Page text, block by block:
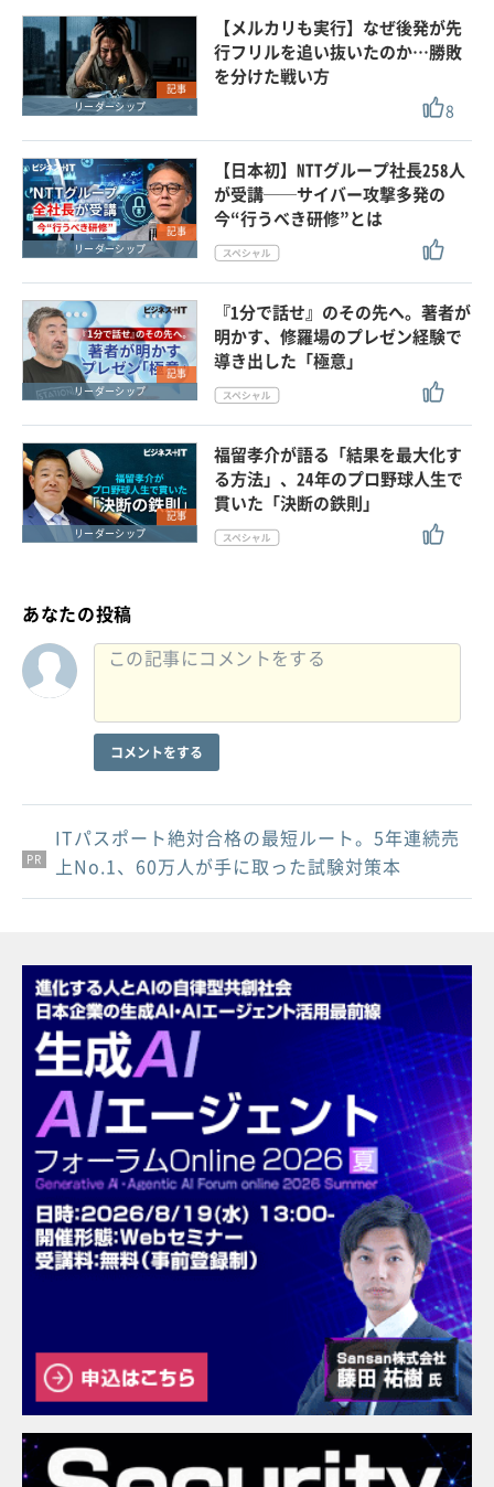
記事
リーダーシップ
【メルカリも実行】なぜ後発が先
行フリルを追い抜いたのか…勝敗
を分けた戦い方
8
記事
リーダーシップ
【日本初】NTTグループ社長258人
が受講──サイバー攻撃多発の
今“行うべき研修”とは
記事
リーダーシップ
『1分で話せ』のその先へ。著者が
明かす、修羅場のプレゼン経験で
導き出した「極意」
記事
リーダーシップ
福留孝介が語る「結果を最大化す
る方法」、24年のプロ野球人生で
貫いた「決断の鉄則」
あなたの投稿
コメントをする
PR
PR
PR
ITパスポート絶対合格の最短ルート。5年連続売
上No.1、60万人が手に取った試験対策本